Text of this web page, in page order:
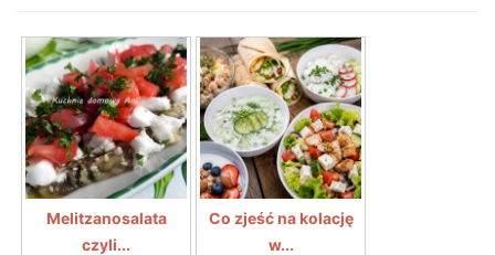
Melitzanosalata
czyli...
Co zjeść na kolację
w...